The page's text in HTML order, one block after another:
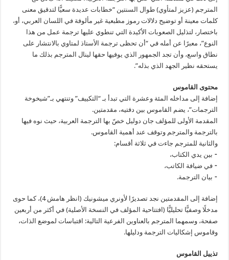
المترجم (عزيز لمتأوي) طوال السنتين “خطابات عديدة سعيًّا لتدقيق معنى
كلمات معينة أو توضيح دلالات رموز مطبعية غير مألوفة في اللسان العربي، أو،
باختصار، لتذليل الصعوبات الأكيدة التي تنطوي عليها ترجمة عمل من هذا
النوع”، معبرًا عن أمله في “أن تحظى ترجمة الأستاذ لمتاوي بالانتشار على
نطاق واسع، وأن تجد الجمهور الذي يوفيها حقها لينال المترجم بذلك ما
يستحقه نظير الجهد الذي بذله”.
محتوى القاموس
إضافة إلى مداخله المئة وعشرة التي تبدأ بـ “التكييف” وتنتهي بـ”شيخوخة
الترجمات”، يضم القاموس بين دفتيه، مقدمتين.
المقدمة الأولى للمؤلف جان دوليل خصّ بها الترجمة العربية، حيث نوه فيها
بالترجمة والمترجم وتوقف عند أهمية القاموس.
والثانية للمترجم جاءت في ثلاثة أقسام:
⁃ بين يدي الكتاب،
⁃ في ضيافة الكاتب،
⁃ بيان الترجمة.
إضافة إلى المقدمتين نجد تصديرًا لأونري ميشونيك (انظر هامش 4)، كما حوى
مدخلًا وصفيًّا تحليليًّا (افتتاحية المؤلف في النسخة الأصلية) في أكثر من أربعين
صفحة، وسمهما المترجم بالعناوين الفرعية التالية: اقتباسات لموضع الذات،
وقاموس إشكاليات الترجمة ودليلها.
تذييل القاموس